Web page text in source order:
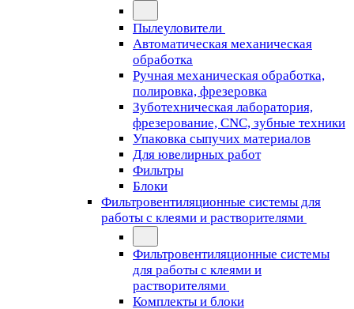
Пылеуловители
Автоматическая механическая
обработка
Ручная механическая обработка,
полировка, фрезеровка
Зуботехническая лаборатория,
фрезерование, CNC, зубные техники
Упаковка сыпучих материалов
Для ювелирных работ
Фильтры
Блоки
Фильтровентиляционные системы для
работы с клеями и растворителями
Фильтровентиляционные системы
для работы с клеями и
растворителями
Комплекты и блоки